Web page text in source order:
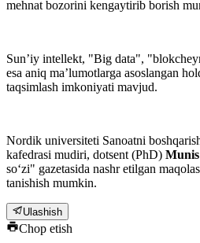
mehnat bozorini kengaytirib borish
Sunʼiy intellekt, "Big data",
esa aniq maʼlumotlarga asoslangan
taqsimlash imkoniyati mavjud.
Nordik universiteti Sanoatni
kafedrasi mudiri, dotsent (PhD)
so‘zi" gazetasida nashr etilgan
tanishish mumkin.
Ulashish
Chop etish